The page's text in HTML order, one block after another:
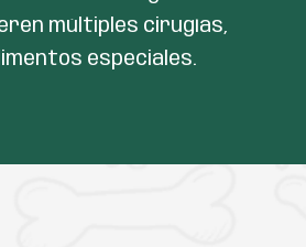
múltiples cirugías,
especiales.